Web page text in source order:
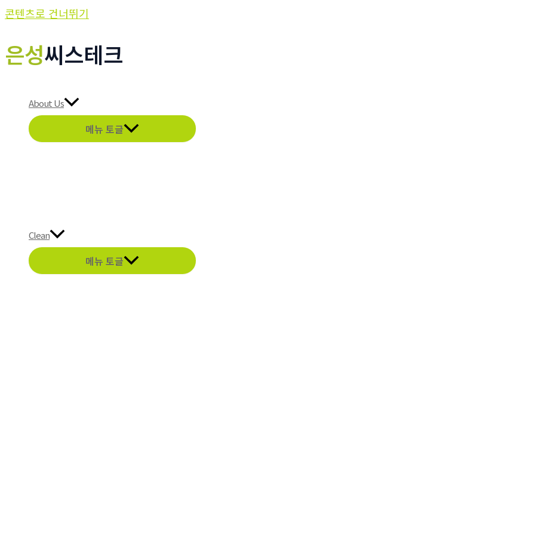
콘텐츠로 건너뛰기
은성씨스테크
About Us
메뉴 토글
Clean
메뉴 토글